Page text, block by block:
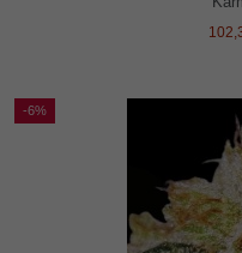
-6%